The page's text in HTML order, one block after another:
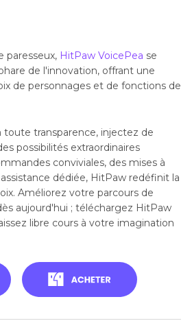
paresseux, HitPaw VoicePea se
de l'innovation, offrant une
de personnages et de fonctions de
transparence, injectez de
possibilités extraordinaires
conviviales, des mises à
dédiée, HitPaw redéfinit la
Améliorez votre parcours de
aujourd'hui ; téléchargez HitPaw
libre cours à votre imagination